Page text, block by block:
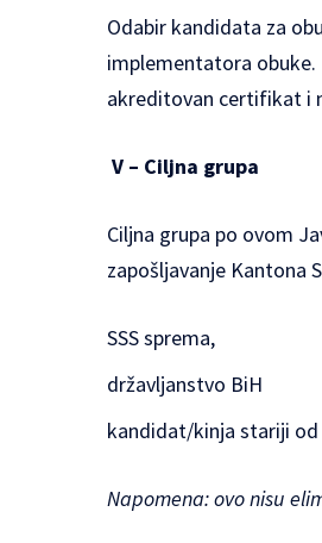
Odabir kandidata za
implementatora obuke.
akreditovan certifikat i
V – Ciljna grupa
Ciljna grupa po ovom
zapošljavanje Kantona
SSS sprema,
državljanstvo BiH
kandidat/kinja stariji od
Napomena: ovo nisu